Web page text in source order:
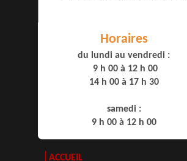
Horaires
du lundi au vendredi :
9 h 00 à 12 h 00
14 h 00 à 17 h 30
samedi :
9 h 00 à 12 h 00
ACCUEIL